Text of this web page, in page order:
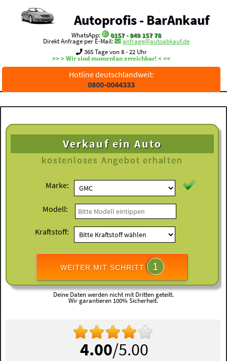
Autoprofis - BarAnkauf
WhatsApp:
0157 - 849 157 78
Direkt Anfrage per E-Mail:
anfrage@autoabkauf.de
365 Tage von 8 - 22 Uhr
>> > Wir sind momentan erreichbar! < <<
Hotline deutschlandweit:
0800-0044333
Verkauf ein Auto
kostenloses Angebot erhalten
Marke:
Modell:
Kraftstoff:
WEITER MIT SCHRITT 1
Deine Daten werden nicht mit Dritten geteilt.
Wir garantieren 100% Sicherheit.
4.00/5.00